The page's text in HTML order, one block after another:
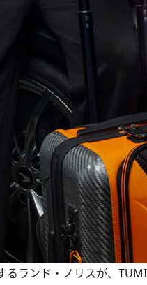
ランド・ノリスが、